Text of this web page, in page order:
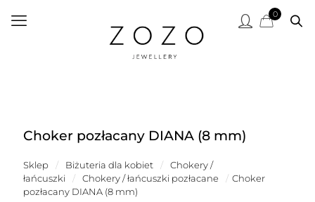
0
Choker pozłacany DIANA (8 mm)
Sklep / Biżuteria dla kobiet /
Chokery /
łańcuszki
/ Chokery / łańcuszki pozłacane / Choker
pozłacany DIANA (8 mm)